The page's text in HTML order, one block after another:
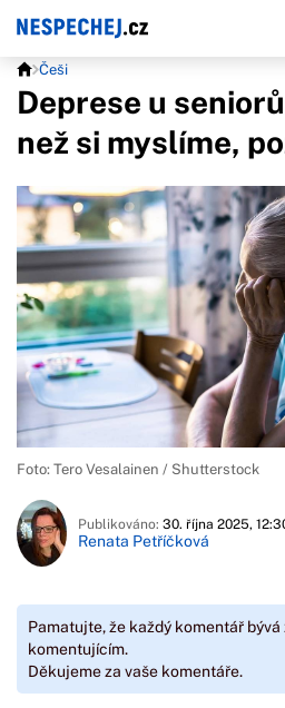
Češi
Deprese u
než si myslíme,
Foto: Tero Vesalainen / Shutterstock
Publikováno: 30. října 2025,
Renata Petříčková
Pamatujte, že každý komentář bývá
komentujícím.
Děkujeme za vaše komentáře.